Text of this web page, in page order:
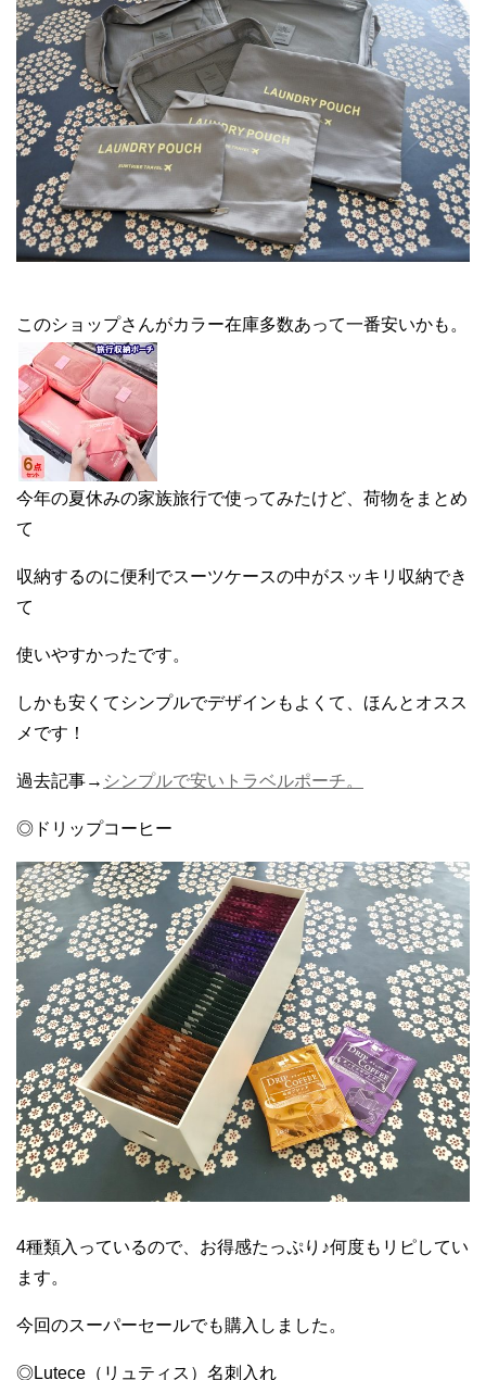
このショップさんがカラー在庫多数あって一番安いかも。
今年の夏休みの家族旅行で使ってみたけど、荷物をまとめ
て
収納するのに便利でスーツケースの中がスッキリ収納でき
て
使いやすかったです。
しかも安くてシンプルでデザインもよくて、ほんとオスス
メです！
過去記事→ シンプルで安いトラベルポーチ。
◎ドリップコーヒー
4種類入っているので、お得感たっぷり♪何度もリピしてい
ます。
今回のスーパーセールでも購入しました。
◎Lutece（リュティス）名刺入れ